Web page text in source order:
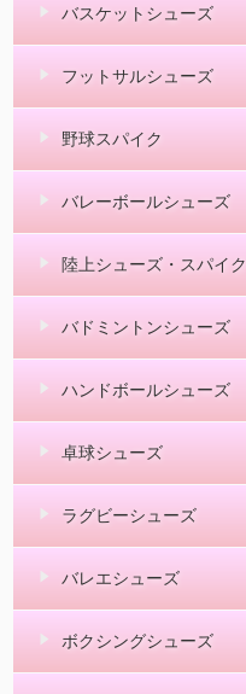
バスケットシューズ
フットサルシューズ
野球スパイク
バレーボールシューズ
陸上シューズ・スパイク
バドミントンシューズ
ハンドボールシューズ
卓球シューズ
ラグビーシューズ
バレエシューズ
ボクシングシューズ